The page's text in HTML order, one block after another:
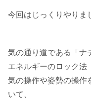
今回はじっくりやりま
気の通り道である「ナ
エネルギーのロック法
気の操作や姿勢の操作
いて、